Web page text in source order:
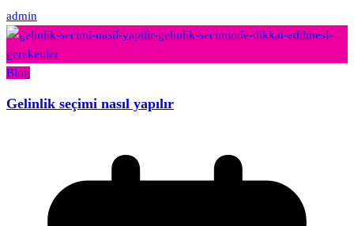
admin
Blog
Gelinlik seçimi nasıl yapılır